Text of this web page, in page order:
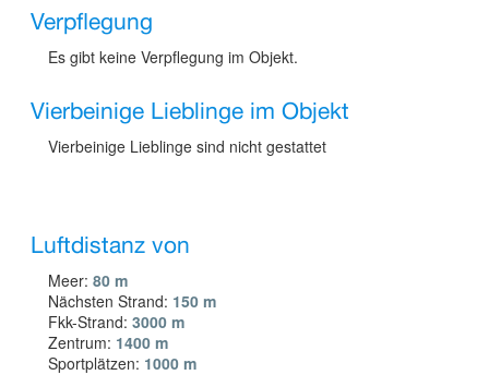
Verpflegung
Es gibt keine Verpflegung im Objekt.
Vierbeinige Lieblinge im Objekt
Vierbeinige Lieblinge sind nicht gestattet
Luftdistanz von
Meer: 80 m
Nächsten Strand: 150 m
Fkk-Strand: 3000 m
Zentrum: 1400 m
Sportplätzen: 1000 m